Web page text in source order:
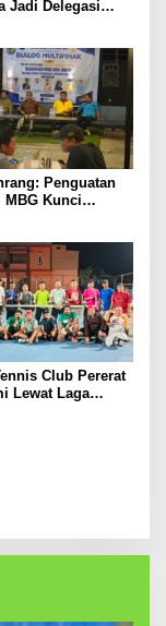
Jadi Delegasi
Penguatan
MBG Kunci
Club Pererat
Lewat Laga